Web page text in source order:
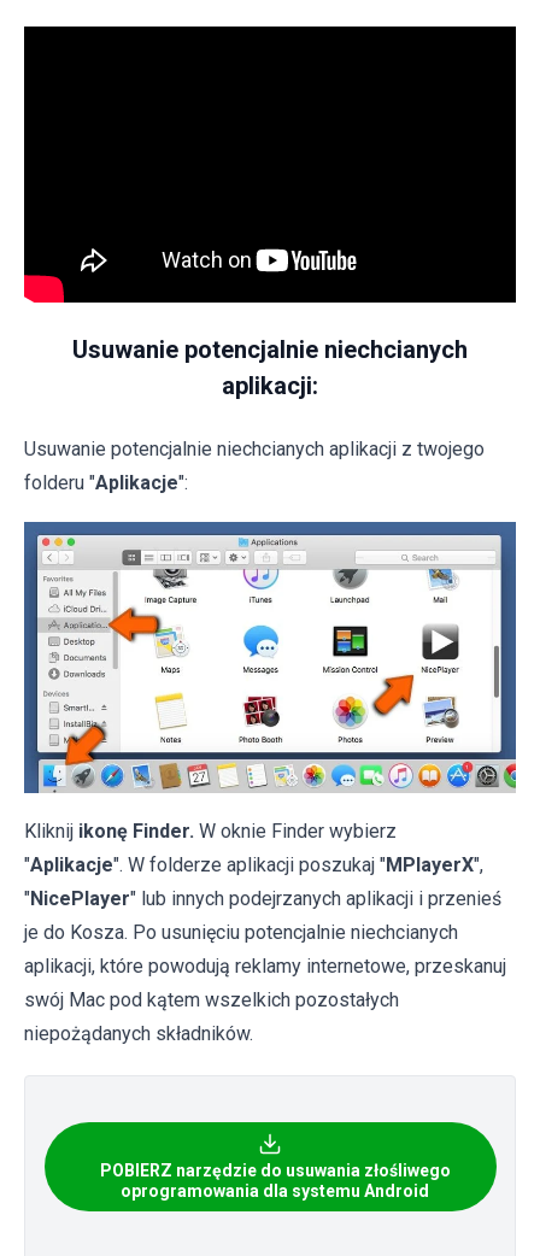
Usuwanie potencjalnie niechcianych
aplikacji:
Usuwanie potencjalnie niechcianych aplikacji z twojego
folderu "Aplikacje":
Kliknij ikonę Finder. W oknie Finder wybierz
"Aplikacje". W folderze aplikacji poszukaj "MPlayerX",
"NicePlayer" lub innych podejrzanych aplikacji i przenieś
je do Kosza. Po usunięciu potencjalnie niechcianych
aplikacji, które powodują reklamy internetowe, przeskanuj
swój Mac pod kątem wszelkich pozostałych
niepożądanych składników.
POBIERZ narzędzie do usuwania złośliwego
oprogramowania dla systemu Android